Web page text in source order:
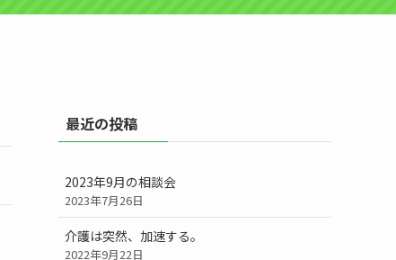
最近の投稿
2023年9月の相談会
2023年7月26日
介護は突然、加速する。
2022年9月22日